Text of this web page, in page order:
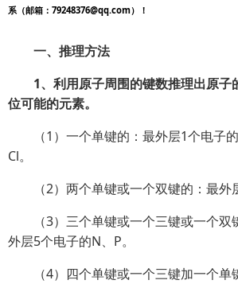
系（邮箱：79248376@qq.com）！
一、推理方法
1、利用原子周围的键数推理出原子
位可能的元素。
（1）一个单键的：最外层1个电子
Cl。
（2）两个单键或一个双键的：最外
（3）三个单键或一个三键或一个
外层5个电子的N、P。
（4）四个单键或一个三键加一个